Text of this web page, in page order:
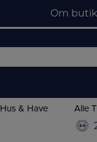
Om
Hus & Have Alle